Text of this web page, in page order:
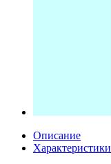
Описание
Характеристики